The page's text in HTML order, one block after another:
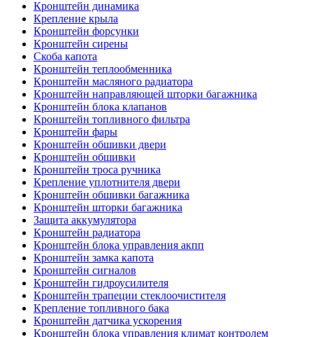
Кронштейн динамика
Крепление крыла
Кронштейн форсунки
Кронштейн сирены
Скоба капота
Кронштейн теплообменника
Кронштейн масляного радиатора
Кронштейн направляющей шторки багажника
Кронштейн блока клапанов
Кронштейн топливного фильтра
Кронштейн фары
Кронштейн обшивки двери
Кронштейн обшивки
Кронштейн троса ручника
Крепление уплотнителя двери
Кронштейн обшивки багажника
Кронштейн шторки багажника
Защита аккумулятора
Кронштейн радиатора
Кронштейн блока управления акпп
Кронштейн замка капота
Кронштейн сигналов
Кронштейн гидроусилителя
Кронштейн трапеции стеклоочистителя
Крепление топливного бака
Кронштейн датчика ускорения
Кронштейн блока управления климат контролем